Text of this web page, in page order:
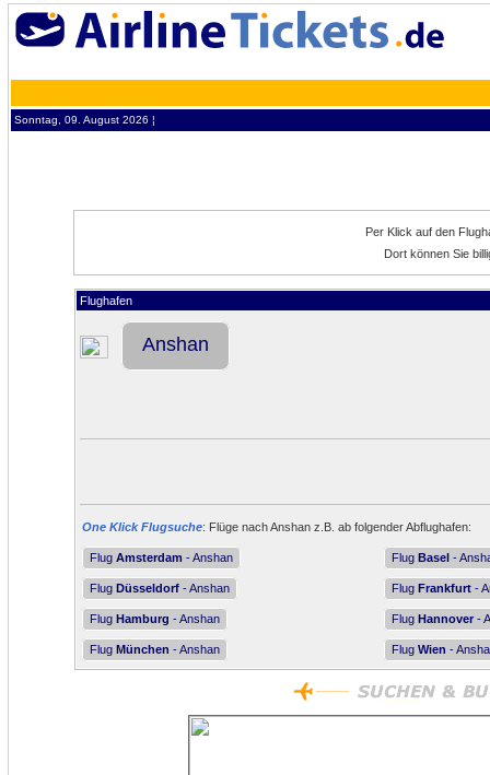
Sonntag, 09. August 2026 ¦
Per Klick auf den
Dort können Sie
Flughafen
Anshan
One Klick Flugsuche: Flüge nach Anshan z.B. ab folgender Abflughafen:
Flug Amsterdam - Anshan Flug Basel -
Flug Düsseldorf - Anshan Flug Frankfurt -
Flug Hamburg - Anshan Flug Hannover -
Flug München - Anshan Flug Wien -